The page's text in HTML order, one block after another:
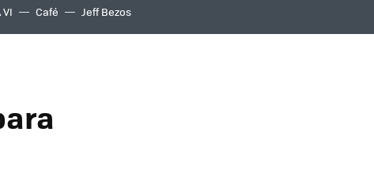
VI Café Jeff Bezos